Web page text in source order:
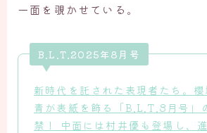
一面を覗かせている。
B.L.T.2025年8月号
新時代を託された表現者たち。
青が表紙を飾る「B.L.T.8月号」
禁！ 中面には村井優も登場し、